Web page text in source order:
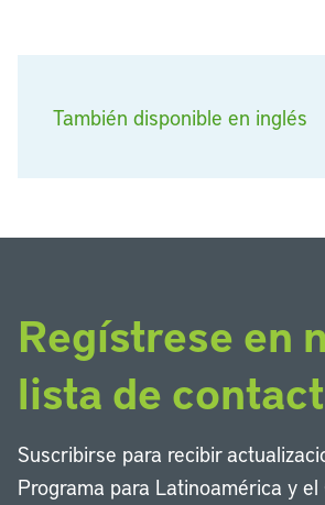
También disponible en inglés
Regístrese en
lista de
Suscribirse para recibir
Programa para Latinoamérica y el